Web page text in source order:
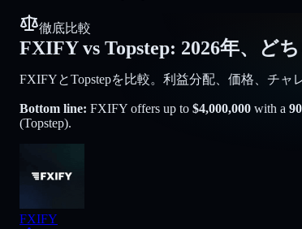
徹底比較
FXIFYvs Topstep: 2026年、ど
FXIFYとTopstepを比較。利益分配、価格、チャ
Bottom line: FXIFY offers up to $4,000,000 with a 90
(Topstep).
FXIFY